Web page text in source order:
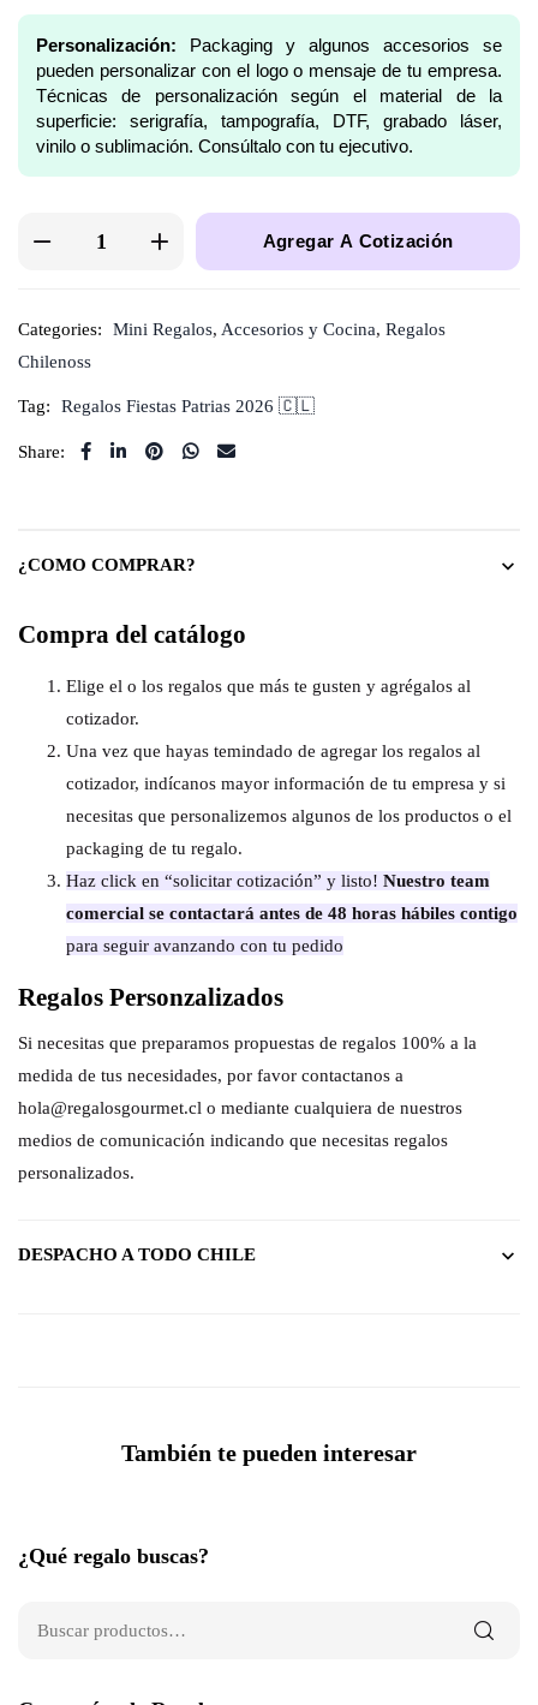
Personalización: Packaging y algunos accesorios se
pueden personalizar con el logo o mensaje de tu empresa.
Técnicas de personalización según el material de la
superficie: serigrafía, tampografía, DTF, grabado láser,
vinilo o sublimación. Consúltalo con tu ejecutivo.
Agregar A Cotización
Categories: Mini Regalos, Accesorios y Cocina, Regalos
Chilenoss
Tag: Regalos Fiestas Patrias 2026 🇨🇱
Share:
¿COMO COMPRAR?
Compra del catálogo
Elige el o los regalos que más te gusten y agrégalos al
cotizador.
Una vez que hayas temindado de agregar los regalos al
cotizador, indícanos mayor información de tu empresa y si
necesitas que personalizemos algunos de los productos o el
packaging de tu regalo.
Haz click en “solicitar cotización” y listo! Nuestro team
comercial se contactará antes de 48 horas hábiles contigo
para seguir avanzando con tu pedido
Regalos Personzalizados
Si necesitas que preparamos propuestas de regalos 100% a la
medida de tus necesidades, por favor contactanos a
hola@regalosgourmet.cl o mediante cualquiera de nuestros
medios de comunicación indicando que necesitas regalos
personalizados.
DESPACHO A TODO CHILE
También te pueden interesar
¿Qué regalo buscas?